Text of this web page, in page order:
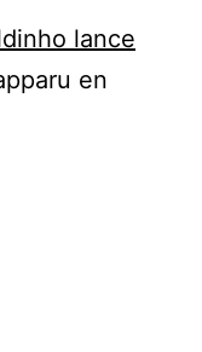
lance
en